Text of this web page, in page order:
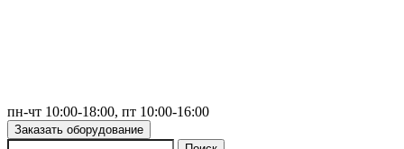
пн-чт 10:00-18:00, пт 10:00-16:00
Заказать оборудование